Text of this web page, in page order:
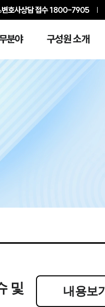
변호사상담 접수1800-7905
분야 구성원 소개
및
내용보기